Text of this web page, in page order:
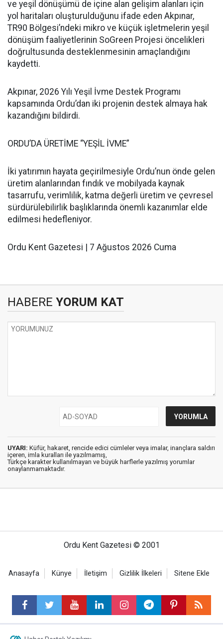
ve yeşil dönüşümü de içine alan gelişim alanları için
yol haritaları oluşturulduğunu ifade eden Akpınar,
TR90 Bölgesi’ndeki mikro ve küçük işletmelerin yeşil
dönüşüm faaliyetlerinin SoGreen Projesi öncelikleri
doğrultusunda desteklenmesinin amaçlandığını
kaydetti.
Akpınar, 2026 Yılı Yeşil İvme Destek Programı
kapsamında Ordu’dan iki projenin destek almaya hak
kazandığını bildirdi.
ORDU’DA ÜRETİME “YEŞİL İVME”
İki yatırımın hayata geçirilmesiyle Ordu’nun önde gelen
üretim alanlarından fındık ve mobilyada kaynak
tasarrufu, verimlilik, katma değerli üretim ve çevresel
sürdürülebilirlik başlıklarında önemli kazanımlar elde
edilmesi hedefleniyor.
Ordu Kent Gazetesi | 7 Ağustos 2026 Cuma
HABERE YORUM KAT
UYARI: Küfür, hakaret, rencide edici cümleler veya imalar, inançlara saldırı
içeren, imla kuralları ile yazılmamış,
Türkçe karakter kullanılmayan ve büyük harflerle yazılmış yorumlar
onaylanmamaktadır.
Ordu Kent Gazetesi © 2001
Anasayfa Künye İletişim Gizlilik İlkeleri Sitene Ekle